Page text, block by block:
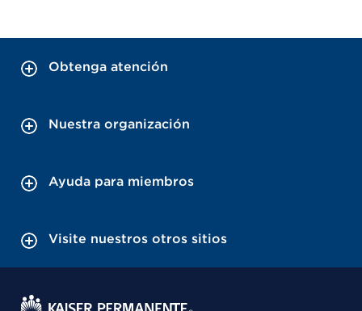
Obtenga atención
Nuestra organización
Ayuda para miembros
Visite nuestros otros sitios